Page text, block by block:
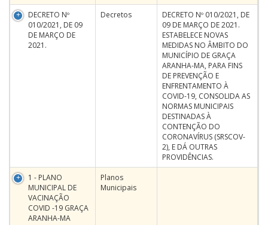
DECRETO Nº
010/2021, DE 09
DE MARÇO DE
2021.
Decretos
DECRETO Nº 010/2021, DE
09 DE MARÇO DE 2021.
ESTABELECE NOVAS
MEDIDAS NO ÂMBITO DO
MUNICÍPIO DE GRAÇA
ARANHA-MA, PARA FINS
DE PREVENÇÃO E
ENFRENTAMENTO À
COVID-19, CONSOLIDA AS
NORMAS MUNICIPAIS
DESTINADAS À
CONTENÇÃO DO
CORONAVÍRUS (SRSCOV-
2), E DÁ OUTRAS
PROVIDÊNCIAS.
1 - PLANO
MUNICIPAL DE
VACINAÇÃO
COVID -19 GRAÇA
ARANHA-MA
Planos
Municipais